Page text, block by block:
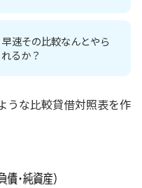
速その比較なんとやら
るか？
うな比較貸借対照表を作